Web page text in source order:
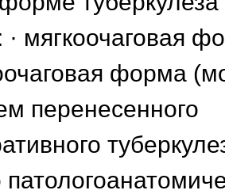
· мягкоочаговая
форма
перенесенного